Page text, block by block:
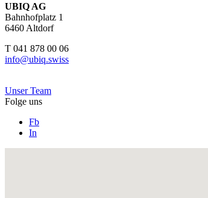
UBIQ AG
Bahnhofplatz 1
6460 Altdorf
T 041 878 00 06
info@ubiq.swiss
Unser Team
Folge uns
Fb
In